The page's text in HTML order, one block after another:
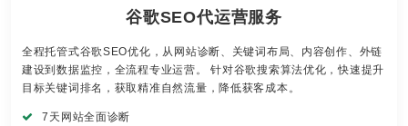
谷歌SEO代运营服务
全程托管式谷歌SEO优化，从网站诊断、关键词布局、内容创作、外链
建设到数据监控，全流程专业运营。 针对谷歌搜索算法优化，快速提升
目标关键词排名，获取精准自然流量，降低获客成本。
7天网站全面诊断